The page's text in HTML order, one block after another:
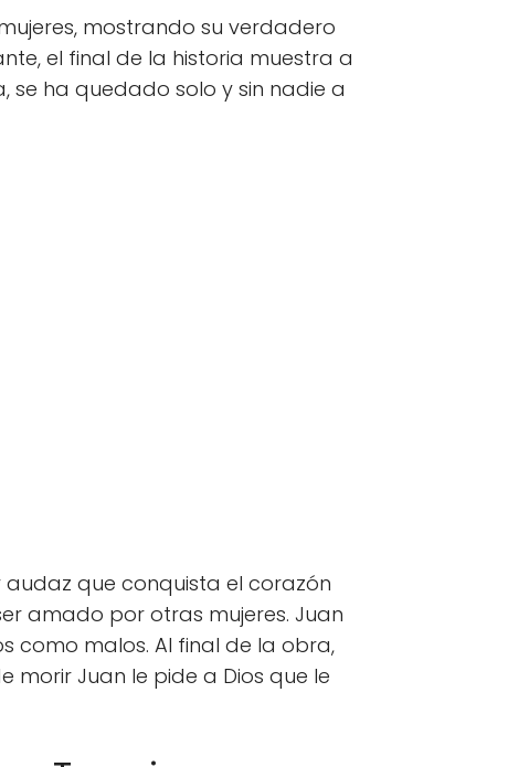
mostrando su verdadero
el final de la historia muestra a
se ha quedado solo y sin nadie a
que conquista el corazón
amado por otras mujeres. Juan
como malos. Al final de la obra,
morir Juan le pide a Dios que le